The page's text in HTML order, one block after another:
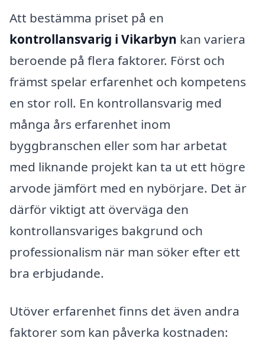
Att bestämma priset på en
kontrollansvarig i Vikarbyn kan variera
beroende på flera faktorer. Först och
främst spelar erfarenhet och kompetens
en stor roll. En kontrollansvarig med
många års erfarenhet inom
byggbranschen eller som har arbetat
med liknande projekt kan ta ut ett högre
arvode jämfört med en nybörjare. Det är
därför viktigt att överväga den
kontrollansvariges bakgrund och
professionalism när man söker efter ett
bra erbjudande.
Utöver erfarenhet finns det även andra
faktorer som kan påverka kostnaden: